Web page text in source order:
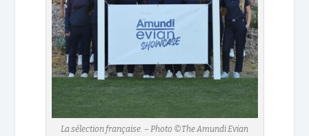
La sélection française. – Photo ©The Amundi Evian